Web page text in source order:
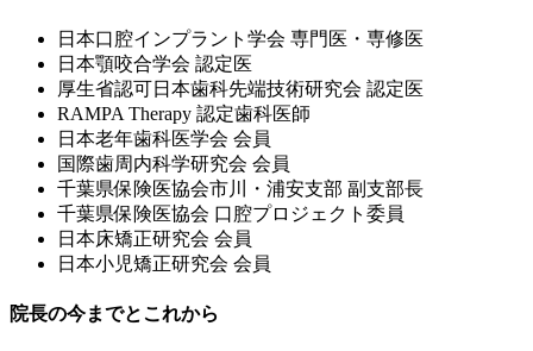
⽇本⼝腔インプラント学会 専⾨医・専修医
⽇本顎咬合学会 認定医
厚⽣省認可⽇本⻭科先端技術研究会 認定医
RAMPA Therapy 認定⻭科医師
⽇本⽼年⻭科医学会 会員
国際⻭周内科学研究会 会員
千葉県保険医協会市川・浦安⽀部 副⽀部⻑
千葉県保険医協会 ⼝腔プロジェクト委員
⽇本床矯正研究会 会員
⽇本⼩児矯正研究会 会員
院長の今までとこれから